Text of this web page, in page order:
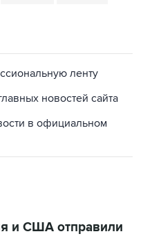
новостей сайта
в официальном